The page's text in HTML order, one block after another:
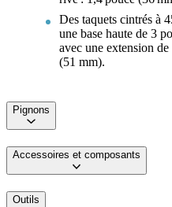
Des taquets cintrés à
une base haute de 3
avec une extension
(51 mm).
Pignons
Accessoires et composants
Outils